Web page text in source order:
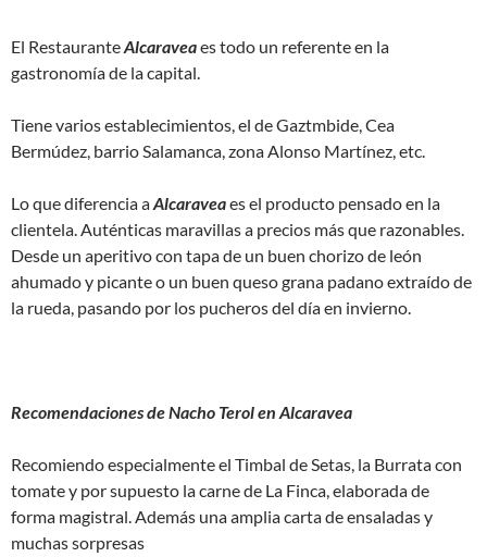
El RestauranteAlcaraveaes todo un referente en la
gastronomía de la capital.
Tiene varios establecimientos, el de Gaztmbide, Cea
Bermúdez, barrio Salamanca, zona Alonso Martínez, etc.
Lo que diferencia aAlcaraveaes el producto pensado en la
clientela. Auténticas maravillas a precios más que razonables.
Desde un aperitivo con tapa de un buen chorizo de león
ahumado y picante o un buen queso grana padano extraído de
la rueda, pasando por los pucheros del día en invierno.
Recomendaciones de Nacho Terol en Alcaravea
Recomiendo especialmente el Timbal de Setas, la Burrata con
tomate y por supuesto la carne de La Finca, elaborada de
forma magistral. Además una amplia carta de ensaladas y
muchas sorpresas